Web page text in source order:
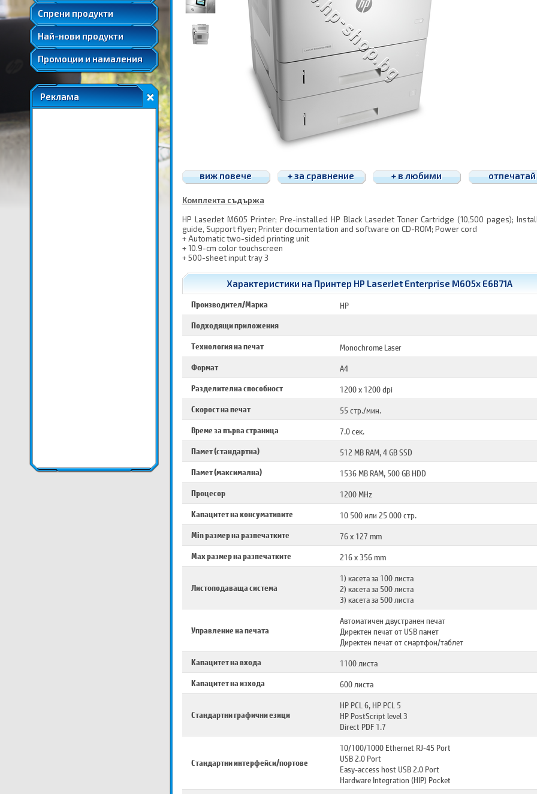
Спрени продукти
Удължени и допълнителни гаранции
Най-нови продукти
Промоции и намаления
Реклама
виж повече + за сравнение + в любими отпечатай
Комплекта съдържа
HP LaserJet M605 Printer; Pre-installed HP Black LaserJet Toner Cartridge (10,500 pages);
guide, Support flyer; Printer documentation and software on CD-ROM; Power cord
+ Automatic two-sided printing unit
+ 10.9-cm color touchscreen
+ 500-sheet input tray 3
Характеристики на Принтер HP LaserJet Enterprise M605x E6B71A
Производител/Марка
HP
Подходящи приложения
Технология на печат
Monochrome Laser
Формат
A4
Разделителна способност
1200 x 1200 dpi
Скорост на печат
55 стр./мин.
Време за първа страница
7.0 сек.
Памет (стандартна)
512 MB RAM, 4 GB SSD
Памет (максимална)
1536 MB RAM, 500 GB HDD
Процесор
1200 MHz
Капацитет на консумативите
10 500 или 25 000 стр.
Min размер на разпечатките
76 x 127 mm
Max размер на разпечатките
216 x 356 mm
Листоподаваща система
1) касета за 100 листа
2) касета за 500 листа
3) касета за 500 листа
Управление на печата
Автоматичен двустранен печат
Директен печат от USB памет
Директен печат от смартфон/таблет
Капацитет на входа
1100 листа
Капацитет на изхода
600 листа
Стандартни графични езици
HP PCL 6, HP PCL 5
HP PostScript level 3
Direct PDF 1.7
Стандартни интерфейси/портове
10/100/1000 Ethernet RJ-45 Port
USB 2.0 Port
Easy-access host USB 2.0 Port
Hardware Integration (HIP) Pocket